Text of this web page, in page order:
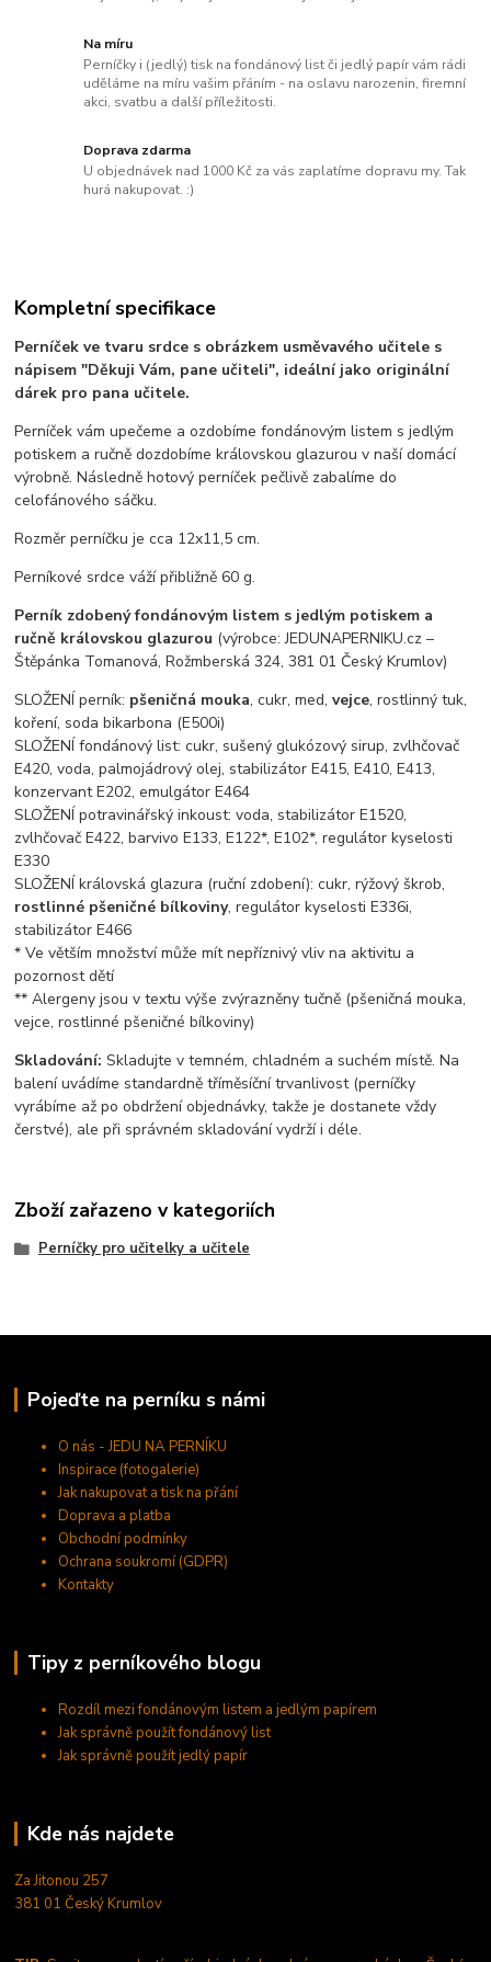
Na míru
Perníčky i (jedlý) tisk na fondánový list či jedlý papír vám rádi
uděláme na míru vašim přáním - na oslavu narozenin, firemní
akci, svatbu a další příležitosti.
Doprava zdarma
U objednávek nad 1000 Kč za vás zaplatíme dopravu my. Tak
hurá nakupovat. :)
Kompletní specifikace
Perníček ve tvaru srdce s obrázkem usměvavého učitele s
nápisem "Děkuji Vám, pane učiteli", ideální jako originální
dárek pro pana učitele.
Perníček vám upečeme a ozdobíme fondánovým listem s jedlým
potiskem a ručně dozdobíme královskou glazurou v naší domácí
výrobně. Následně hotový perníček pečlivě zabalíme do
celofánového sáčku.
Rozměr perníčku je cca 12x11,5 cm.
Perníkové srdce váží přibližně 60 g.
Perník zdobený fondánovým listem s jedlým potiskem a
ručně královskou glazurou (výrobce: JEDUNAPERNIKU.cz –
Štěpánka Tomanová, Rožmberská 324, 381 01 Český Krumlov)
SLOŽENÍ perník: pšeničná mouka, cukr, med,vejce, rostlinný tuk,
koření, soda bikarbona (E500i)
SLOŽENÍ fondánový list: cukr, sušený glukózový sirup, zvlhčovač
E420, voda, palmojádrový olej, stabilizátor E415, E410, E413,
konzervant E202, emulgátor E464
SLOŽENÍ potravinářský inkoust: voda, stabilizátor E1520,
zvlhčovač E422, barvivo E133, E122*, E102*, regulátor kyselosti
E330
SLOŽENÍ královská glazura (ruční zdobení): cukr, rýžový škrob,
rostlinné pšeničné bílkoviny, regulátor kyselosti E336i,
stabilizátor E466
* Ve větším množství může mít nepříznivý vliv na aktivitu a
pozornost dětí
** Alergeny jsou v textu výše zvýrazněny tučně (pšeničná mouka,
vejce, rostlinné pšeničné bílkoviny)
Skladování: Skladujte v temném, chladném a suchém místě. Na
balení uvádíme standardně tříměsíční trvanlivost (perníčky
vyrábíme až po obdržení objednávky, takže je dostanete vždy
čerstvé), ale při správném skladování vydrží i déle.
Zboží zařazeno v kategoriích
Perníčky pro učitelky a učitele
Pojeďte na perníku s námi
O nás - JEDU NA PERNÍKU
Inspirace (fotogalerie)
Jak nakupovat a tisk na přání
Doprava a platba
Obchodní podmínky
Ochrana soukromí (GDPR)
Kontakty
Tipy z perníkového blogu
Rozdíl mezi fondánovým listem a jedlým papírem
Jak správně použít fondánový list
Jak správně použít jedlý papír
Kde nás najdete
Za Jitonou 257
381 01 Český Krumlov